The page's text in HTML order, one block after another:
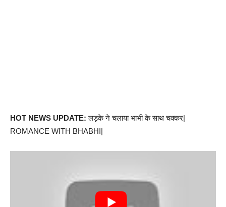
HOT NEWS UPDATE: लड़के ने चलाया भाभी के साथ चक्कर|
ROMANCE WITH BHABHI|